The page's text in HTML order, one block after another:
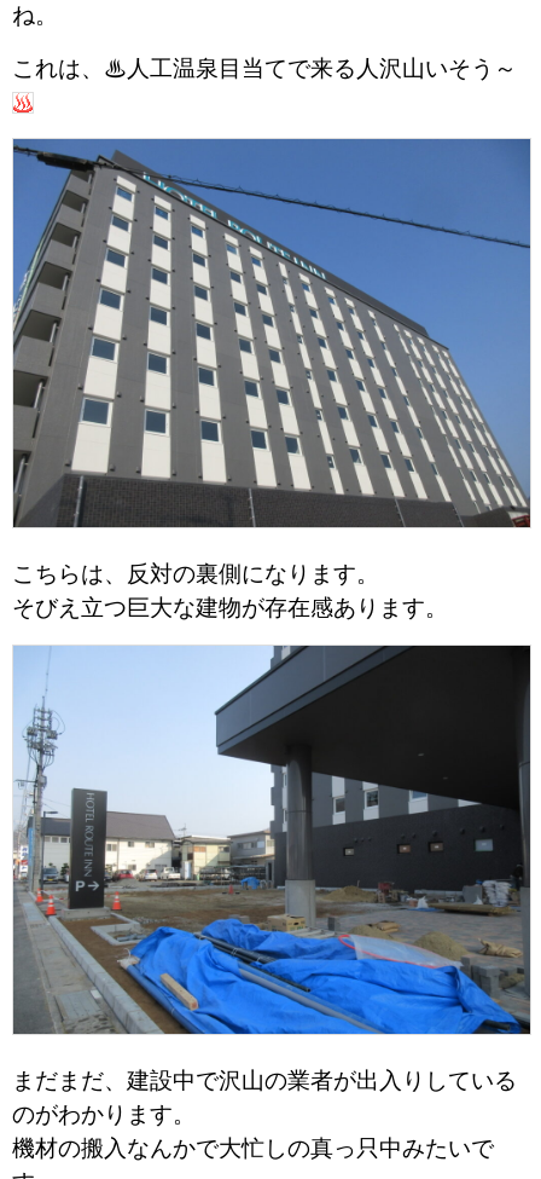
ね。
これは、♨人工温泉目当てで来る人沢山いそう～
こちらは、反対の裏側になります。
そびえ立つ巨大な建物が存在感あります。
まだまだ、建設中で沢山の業者が出入りしている
のがわかります。
機材の搬入なんかで大忙しの真っ只中みたいで